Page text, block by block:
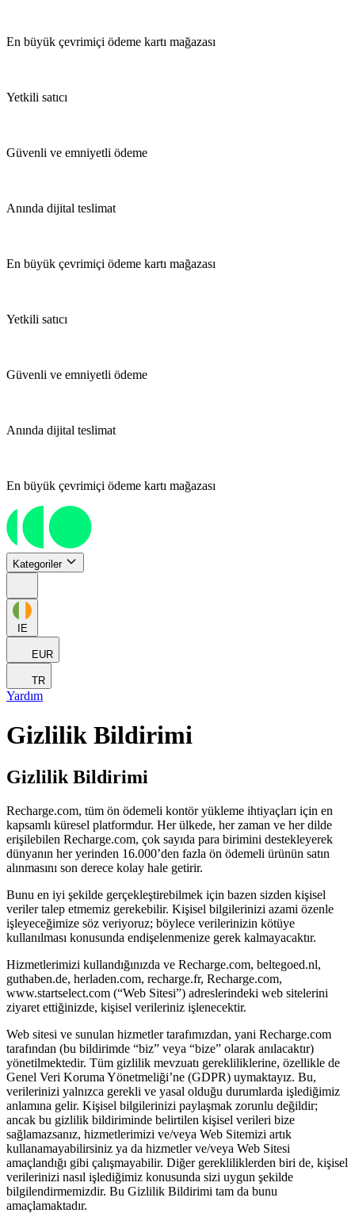
En büyük çevrimiçi ödeme kartı mağazası
Yetkili satıcı
Güvenli ve emniyetli ödeme
Anında dijital teslimat
En büyük çevrimiçi ödeme kartı mağazası
Yetkili satıcı
Güvenli ve emniyetli ödeme
Anında dijital teslimat
En büyük çevrimiçi ödeme kartı mağazası
Kategoriler
IE
EUR
TR
Yardım
Gizlilik Bildirimi
Gizlilik Bildirimi
Recharge.com, tüm ön ödemeli kontör yükleme ihtiyaçları için en
kapsamlı küresel platformdur. Her ülkede, her zaman ve her dilde
erişilebilen Recharge.com, çok sayıda para birimini destekleyerek
dünyanın her yerinden 16.000’den fazla ön ödemeli ürünün satın
alınmasını son derece kolay hale getirir.
Bunu en iyi şekilde gerçekleştirebilmek için bazen sizden kişisel
veriler talep etmemiz gerekebilir. Kişisel bilgilerinizi azami özenle
işleyeceğimize söz veriyoruz; böylece verilerinizin kötüye
kullanılması konusunda endişelenmenize gerek kalmayacaktır.
Hizmetlerimizi kullandığınızda ve Recharge.com, beltegoed.nl,
guthaben.de, herladen.com, recharge.fr, Recharge.com,
www.startselect.com (“Web Sitesi”) adreslerindeki web sitelerini
ziyaret ettiğinizde, kişisel verileriniz işlenecektir.
Web sitesi ve sunulan hizmetler tarafımızdan, yani Recharge.com
tarafından (bu bildirimde “biz” veya “bize” olarak anılacaktır)
yönetilmektedir. Tüm gizlilik mevzuatı gerekliliklerine, özellikle de
Genel Veri Koruma Yönetmeliği’ne (GDPR) uymaktayız. Bu,
verilerinizi yalnızca gerekli ve yasal olduğu durumlarda işlediğimiz
anlamına gelir. Kişisel bilgilerinizi paylaşmak zorunlu değildir;
ancak bu gizlilik bildiriminde belirtilen kişisel verileri bize
sağlamazsanız, hizmetlerimizi ve/veya Web Sitemizi artık
kullanamayabilirsiniz ya da hizmetler ve/veya Web Sitesi
amaçlandığı gibi çalışmayabilir. Diğer gerekliliklerden biri de, kişisel
verilerinizi nasıl işlediğimiz konusunda sizi uygun şekilde
bilgilendirmemizdir. Bu Gizlilik Bildirimi tam da bunu
amaçlamaktadır.